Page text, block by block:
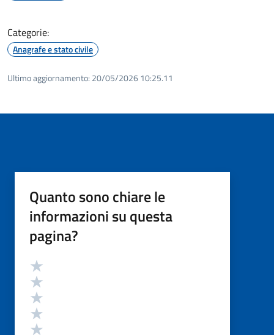
Categorie:
Anagrafe e stato civile
Ultimo aggiornamento: 20/05/2026 10:25.11
Quanto sono chiare le
informazioni su questa
pagina?
Valutazione